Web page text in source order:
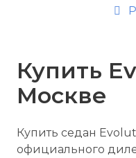
Купить
Москве
Купить седан
официального